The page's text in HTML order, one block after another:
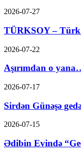
2026-07-27
TÜRKSOY –
2026-07-22
Aşırımdan o
2026-07-17
Sirdən Günəşə
2026-07-15
Ədibin Evində